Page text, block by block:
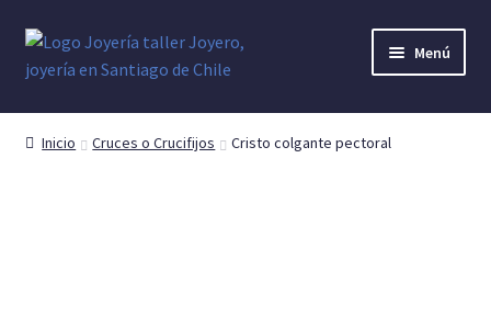
Ir
a
Ir
al
Menú
Anillo Hombre
Inicio Cruces o Crucifijos Cristo colgante pectoral